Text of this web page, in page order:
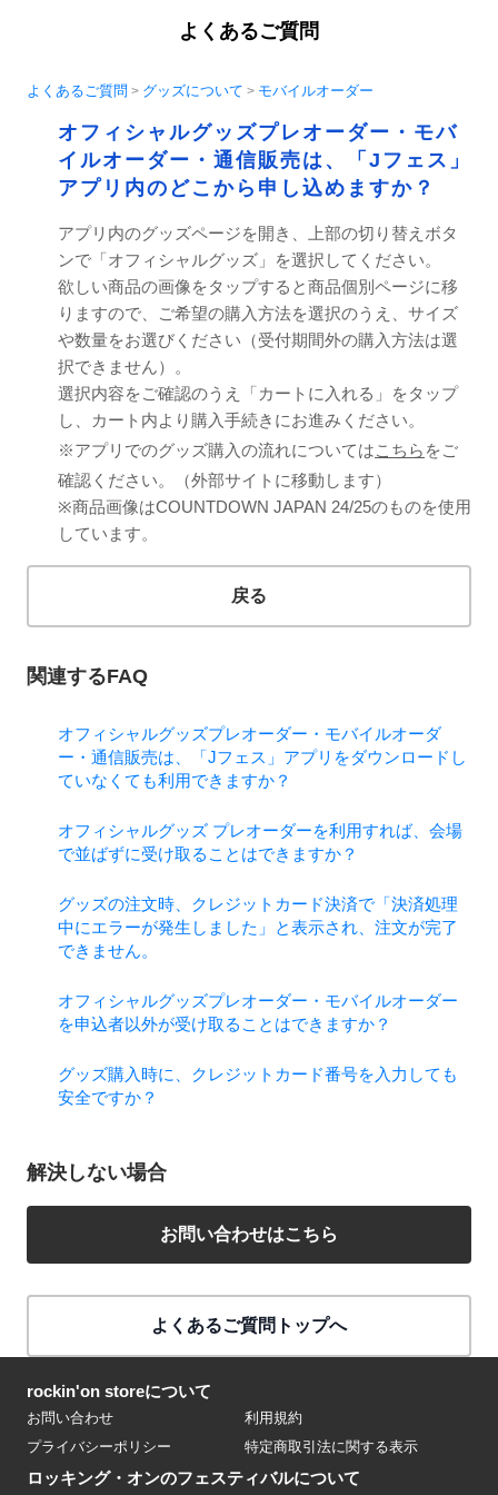
よくあるご質問
よくあるご質問 > グッズについて > モバイルオーダー
オフィシャルグッズプレオーダー・モバ
イルオーダー・通信販売は、「Jフェス」
アプリ内のどこから申し込めますか？
アプリ内のグッズページを開き、上部の切り替えボタ
ンで「オフィシャルグッズ」を選択してください。
欲しい商品の画像をタップすると商品個別ページに移
りますので、ご希望の購入方法を選択のうえ、サイズ
や数量をお選びください（受付期間外の購入方法は選
択できません）。
選択内容をご確認のうえ「カートに入れる」をタップ
し、カート内より購入手続きにお進みください。
※アプリでのグッズ購入の流れについてはこちら をご
確認ください。（外部サイトに移動します）
※商品画像はCOUNTDOWN JAPAN 24/25のものを使用
しています。
戻る
関連するFAQ
オフィシャルグッズプレオーダー・モバイルオーダ
ー・通信販売は、「Jフェス」アプリをダウンロードし
ていなくても利用できますか？
オフィシャルグッズ プレオーダーを利用すれば、会場
で並ばずに受け取ることはできますか？
グッズの注文時、クレジットカード決済で「決済処理
中にエラーが発生しました」と表示され、注文が完了
できません。
オフィシャルグッズプレオーダー・モバイルオーダー
を申込者以外が受け取ることはできますか？
グッズ購入時に、クレジットカード番号を入力しても
安全ですか？
解決しない場合
お問い合わせはこちら
よくあるご質問トップへ
rockin'on storeについて
お問い合わせ
利用規約
プライバシーポリシー
特定商取引法に関する表示
ロッキング・オンのフェスティバルについて